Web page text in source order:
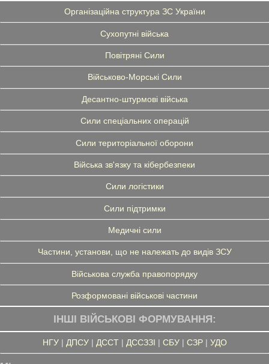
Організаційна структура ЗС України
Сухопутні війська
Повітряні Сили
Військово-Морські Сили
Десантно-штурмові війська
Сили спеціальних операцій
Сили територіальної оборони
Війська зв'язку та кібербезпеки
Сили логістики
Сили підтримки
Медичні сили
Частини, установи, що не належать до видів ЗСУ
Військова служба правопорядку
Розформовані військові частини
ІНШІ ВІЙСЬКОВІ ФОРМУВАННЯ:
НГУ| ДПСУ| ДССТ| ДССЗЗІ | СБУ| СЗР| УДО